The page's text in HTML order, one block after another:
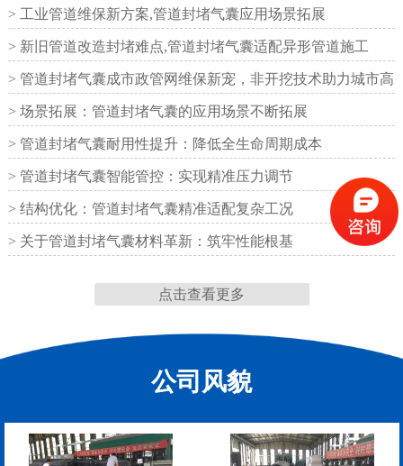
铁路盆式支座 公路盆式橡胶支座
缝
缝
> 工业管道维保新方案,管道封堵气囊应用场景拓展
> 新旧管道改造封堵难点,管道封堵气囊适配异形管道施工
> 管道封堵气囊成市政管网维保新宠，非开挖技术助力城市高
效运
> 场景拓展：管道封堵气囊的应用场景不断拓展
> 管道封堵气囊耐用性提升：降低全生命周期成本
> 管道封堵气囊智能管控：实现精准压力调节
> 结构优化：管道封堵气囊精准适配复杂工况
> 关于管道封堵气囊材料革新：筑牢性能根基
点击查看更多
公司风貌